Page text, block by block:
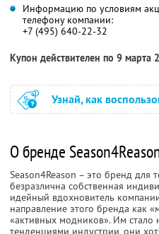
Информацию по условиям
телефону компании:
+7 (495) 640-22-32
Купон действителен по 9 марта
Узнай, как
О бренде
Season4Reason – это бренд для
безразлична собственная
идейный вдохновитель
направление этого бренда как
«активных модников». Им стало
тенденциями индустрии, они